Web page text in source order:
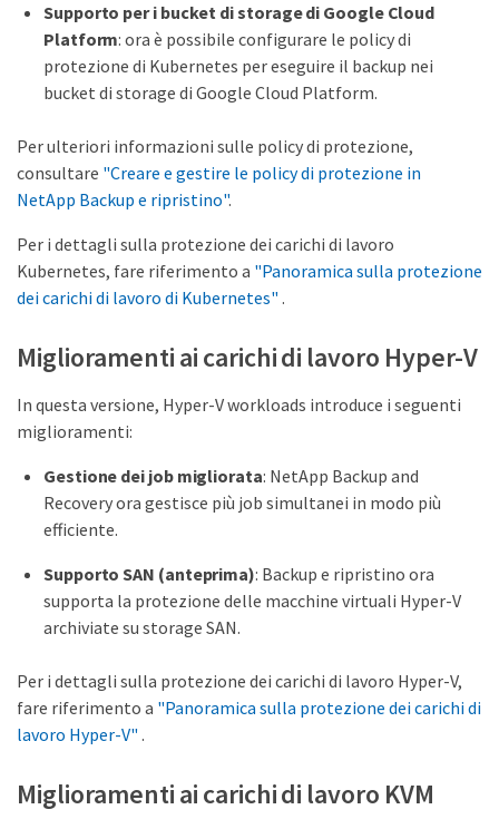
Supporto per i bucket di storage di Google Cloud
Platform: ora è possibile configurare le policy di
protezione di Kubernetes per eseguire il backup nei
bucket di storage di Google Cloud Platform.
Per ulteriori informazioni sulle policy di protezione,
consultare "Creare e gestire le policy di protezione in
NetApp Backup e ripristino".
Per i dettagli sulla protezione dei carichi di lavoro
Kubernetes, fare riferimento a "Panoramica sulla protezione
dei carichi di lavoro di Kubernetes" .
Miglioramenti ai carichi di lavoro Hyper-V
In questa versione, Hyper-V workloads introduce i seguenti
miglioramenti:
Gestione dei job migliorata: NetApp Backup and
Recovery ora gestisce più job simultanei in modo più
efficiente.
Supporto SAN (anteprima): Backup e ripristino ora
supporta la protezione delle macchine virtuali Hyper-V
archiviate su storage SAN.
Per i dettagli sulla protezione dei carichi di lavoro Hyper-V,
fare riferimento a "Panoramica sulla protezione dei carichi di
lavoro Hyper-V" .
Miglioramenti ai carichi di lavoro KVM